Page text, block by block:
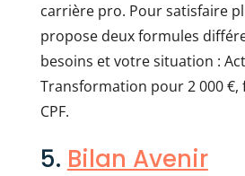
carrière pro. Pour satisfaire
propose deux formules
besoins et votre situation :
Transformation pour 2 000 €,
CPF.
5. Bilan Avenir